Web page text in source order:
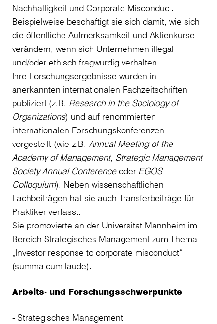
Nachhaltigkeit und Corporate Misconduct.
Beispielweise beschäftigt sie sich damit, wie sich
die öffentliche Aufmerksamkeit und Aktienkurse
verändern, wenn sich Unternehmen illegal
und/oder ethisch fragwürdig verhalten.
Ihre Forschungsergebnisse wurden in
anerkannten internationalen Fachzeitschriften
publiziert (z.B. Research in the Sociology of
Organizations) und auf renommierten
internationalen Forschungskonferenzen
vorgestellt (wie z.B. Annual Meeting of the
Academy of Management, Strategic Management
Society Annual Conferenceoder EGOS
Colloquium). Neben wissenschaftlichen
Fachbeiträgen hat sie auch Transferbeiträge für
Praktiker verfasst.
Sie promovierte an der Universität Mannheim im
Bereich Strategisches Management zum Thema
„Investor response to corporate misconduct“
(summa cum laude).
Arbeits- und Forschungsschwerpunkte
Strategisches Management